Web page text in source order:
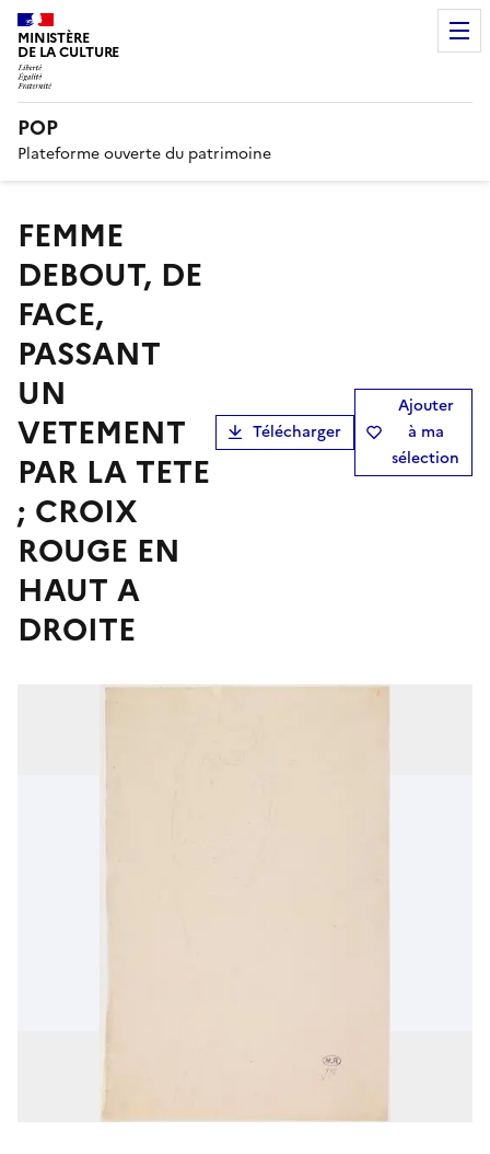
MINISTÈRE
DE LA CULTURE
POP
Plateforme ouverte du patrimoine
FEMME
DEBOUT, DE
FACE,
PASSANT
UN
VETEMENT
PAR LA TETE
; CROIX
ROUGE EN
HAUT A
DROITE
Télécharger
Ajouter
à ma
sélection